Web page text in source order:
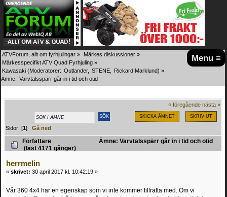
Menu ≡
ATVForum, allt om fyrhjulingar » Märkes diskussioner »
Märkesspecifikt ATV Quad Fyrhjuling »
Kawasaki (Moderatorer: Outlander, STENE Rickard Marklund) »
Ämne: Varvtalsspärr går in i tid och otid
« föregående nästa »
SKICKA ÄMNET SKRIV UT
Sidor: [1]Gå ned
Författare
Ämne: Varvtalsspärr går in i tid och otid
(läst 4171 gånger)
herrmelin
« skrivet: 30 april 2017 kl. 10:42:19 »
Vår 360 4x4 har en egenskap som vi inte kommer tillrätta med. Om vi